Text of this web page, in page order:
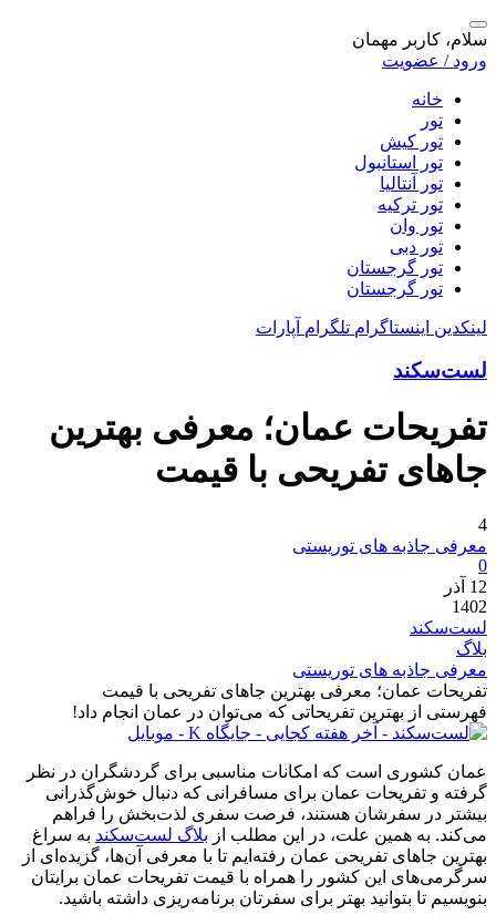
سلام، کاربر مهمان
ورود / عضویت
خانه
تور
تور کیش
تور استانبول
تور آنتالیا
تور ترکیه
تور وان
تور دبی
تور گرجستان
تور گرجستان
لینکدین اینستاگرام تلگرام آپارات
لست‌سکند
تفریحات عمان؛ معرفی بهترین
جاهای تفریحی با قیمت
4
معرفی جاذبه های توریستی
0
12 آذر
1402
لست‌سکند
بلاگ
معرفی جاذبه های توریستی
تفریحات عمان؛ معرفی بهترین جاهای تفریحی با قیمت
فهرستی از بهترین تفریحاتی که می‌توان در عمان انجام داد!
عمان کشوری است که امکانات مناسبی برای گردشگران در نظر
گرفته و تفریحات عمان برای مسافرانی که دنبال خوش‌گذرانی
بیشتر در سفرشان هستند، فرصت سفری لذت‌بخش را فراهم
می‌کند. به همین علت، در این مطلب از بلاگ لست‌سکند به سراغ
بهترین جاهای تفریحی عمان رفته‌ایم تا با معرفی آن‌ها، گزیده‌ای از
سرگرمی‌های این کشور را همراه با قیمت تفریحات عمان برایتان
بنویسیم تا بتوانید بهتر برای سفرتان برنامه‌ریزی داشته باشید.